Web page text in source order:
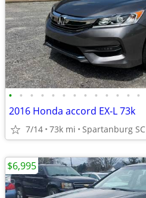
• • • • • • • • • • • • •
2016 Honda accord EX-L 73k
7/14 73k mi Spartanburg SC
$6,995